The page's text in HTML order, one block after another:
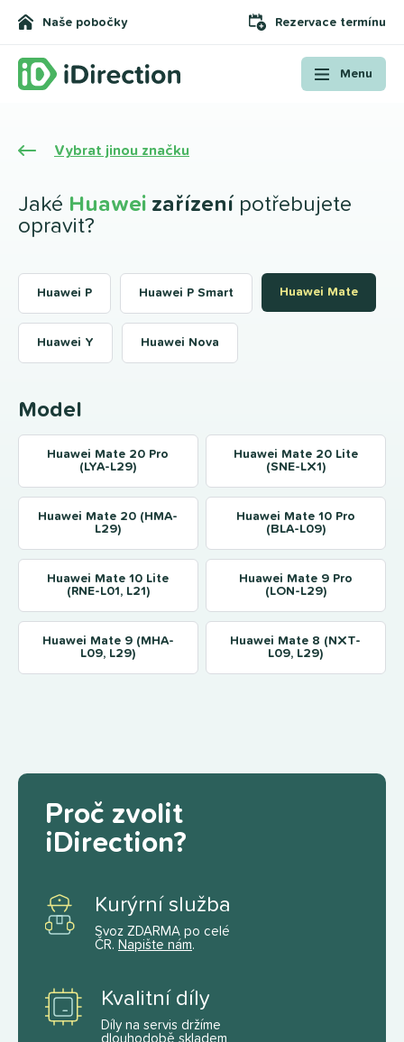
Naše pobočky Rezervace termínu
Menu
Vybrat jinou značku
Jaké Huawei zařízení potřebujete
opravit?
Huawei P Huawei P Smart Huawei Mate
Huawei Y Huawei Nova
Model
Huawei Mate 20 Pro
(LYA-L29)
Huawei Mate 20 Lite
(SNE-LX1)
Huawei Mate 20 (HMA-
L29)
Huawei Mate 10 Pro
(BLA-L09)
Huawei Mate 10 Lite
(RNE-L01, L21)
Huawei Mate 9 Pro
(LON-L29)
Huawei Mate 9 (MHA-
L09, L29)
Huawei Mate 8 (NXT-
L09, L29)
Proč zvolit
iDirection?
Kurýrní služba
Svoz ZDARMA po celé
ČR. Napište nám.
Kvalitní díly
Díly na servis držíme
dlouhodobě skladem